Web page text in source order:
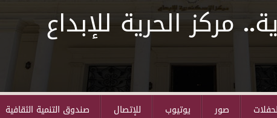
مركز الحرية للإبداع
صندوق التنمية الثقافية للإتصال يوتيوب صور